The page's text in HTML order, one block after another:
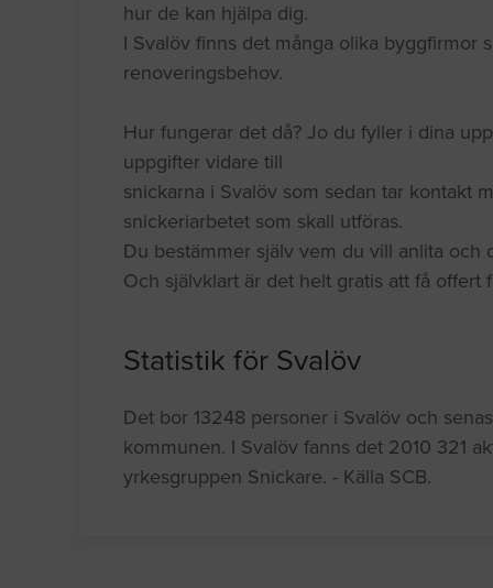
hur de kan hjälpa dig.
I Svalöv finns det många olika byggfirmor
renoveringsbehov.
Hur fungerar det då? Jo du fyller i dina
uppgifter vidare till
snickarna i Svalöv som sedan tar kontakt
snickeriarbetet som skall utföras.
Du bestämmer själv vem du vill anlita
Och självklart är det helt gratis att få offert
Statistik för Svalöv
Det bor 13248 personer i Svalöv och
kommunen. I Svalöv fanns det 2010 321
yrkesgruppen Snickare. - Källa SCB.